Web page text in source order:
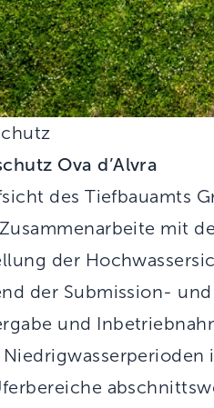
Ova d’Alvra
des Tiefbauamts
mit
der
der Submission-
und